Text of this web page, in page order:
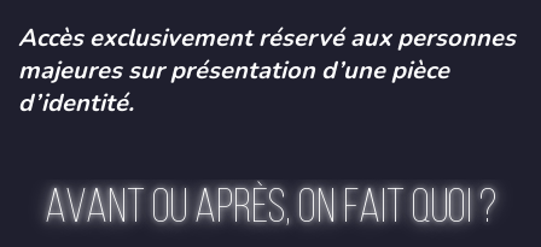
Accès exclusivement réservé aux personnes
majeures sur présentation d’une pièce
d’identité.
AVANT OU APRÈS, ON FAIT QUOI ?